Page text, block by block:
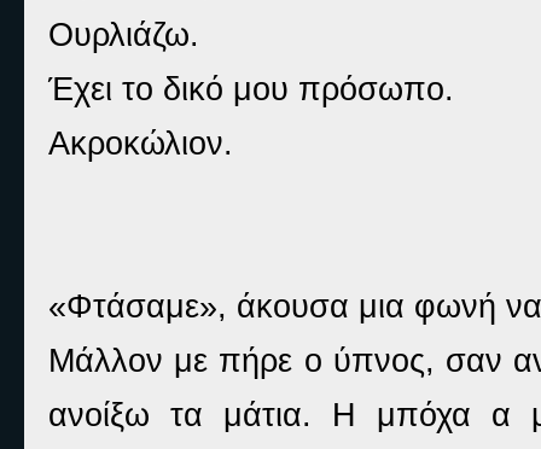
Ουρλιάζω.
Έχει το δικό μου πρόσωπο.
Ακροκώλιον.
«Φτάσαμε», άκουσα μια φωνή
Μάλλον με πήρε ο ύπνος, σαν
ανοίξω τα μάτια. Η μπόχα α